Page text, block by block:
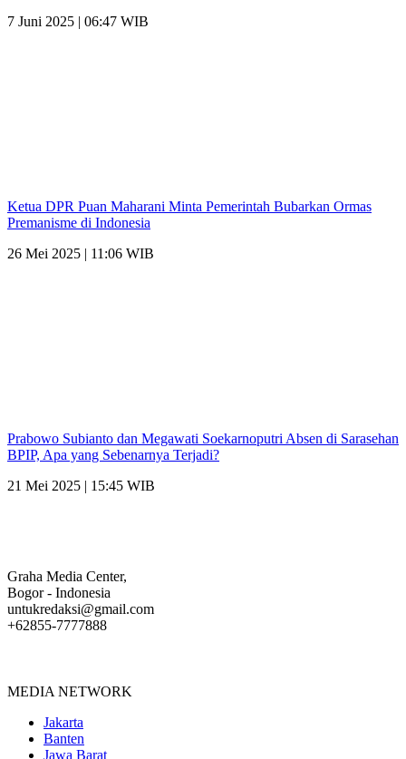
7 Juni 2025 | 06:47 WIB
Ketua DPR Puan Maharani Minta Pemerintah Bubarkan Ormas
Premanisme di Indonesia
26 Mei 2025 | 11:06 WIB
Prabowo Subianto dan Megawati Soekarnoputri Absen di Sarasehan
BPIP, Apa yang Sebenarnya Terjadi?
21 Mei 2025 | 15:45 WIB
Graha Media Center,
Bogor - Indonesia
untukredaksi@gmail.com
+62855-7777888
MEDIA NETWORK
Jakarta
Banten
Jawa Barat